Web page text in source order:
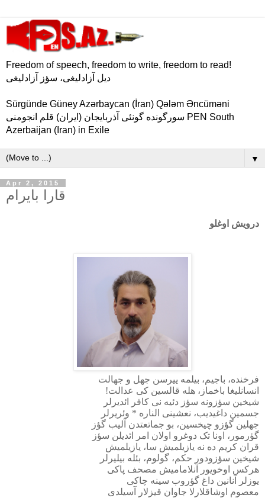
Freedom of speech, freedom to write, freedom to read!
دیل آزادلیغی، سؤز آزادلیغی
Sürgünde Güney Azərbaycan (İran) Qələm Əncüməni
سورگونده گونئی آذربایجان (ایران) قلم انجومنی PEN South
Azerbaijan (Iran) in Exile
▼
Apr 2, 2015
قارا بایرام
درویش اوغلو
فرخنده، باجیم، بیلمه ییرسن جهل و جهالت
انسانلیغا باخماز، هله قالسین کی عدالت!
شیخین سؤزونه سؤز دئیه نی کافر ائدیرلر
جسمین داغیدیب، نعشینی الناره * وئریرلر
جهلین گؤزو چیخسین، بو جماتعتدن آلیب گؤز
گؤرمور، اونا تک دوغرو اولان امر ائدیلن سؤز
قران کریم ده نه یازیلمیش سا، یازیلمیش
شیخین سؤزودور حکم، گولوم، بئله بیلیرلر
هرکس اوخویور آنلامامیش مصحف پاکی
یوزلر آنانین داغ گؤروب سینه چاکی
معصوم اوشاقلارلا جاوان قیزلار آسیلدی